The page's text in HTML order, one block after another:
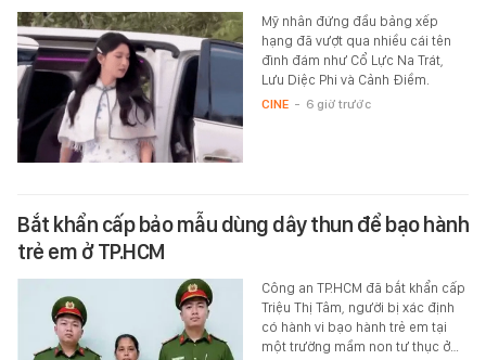
Mỹ nhân đứng đầu bảng xếp
hạng đã vượt qua nhiều cái tên
đình đám như Cổ Lực Na Trát,
Lưu Diệc Phi và Cảnh Điềm.
CINE - 6 giờ trước
Bắt khẩn cấp bảo mẫu dùng dây thun để bạo hành
trẻ em ở TP.HCM
Công an TP.HCM đã bắt khẩn cấp
Triệu Thị Tâm, người bị xác định
có hành vi bạo hành trẻ em tại
một trường mầm non tư thục ở…